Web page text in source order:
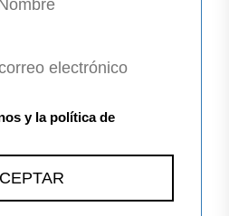
y la política de